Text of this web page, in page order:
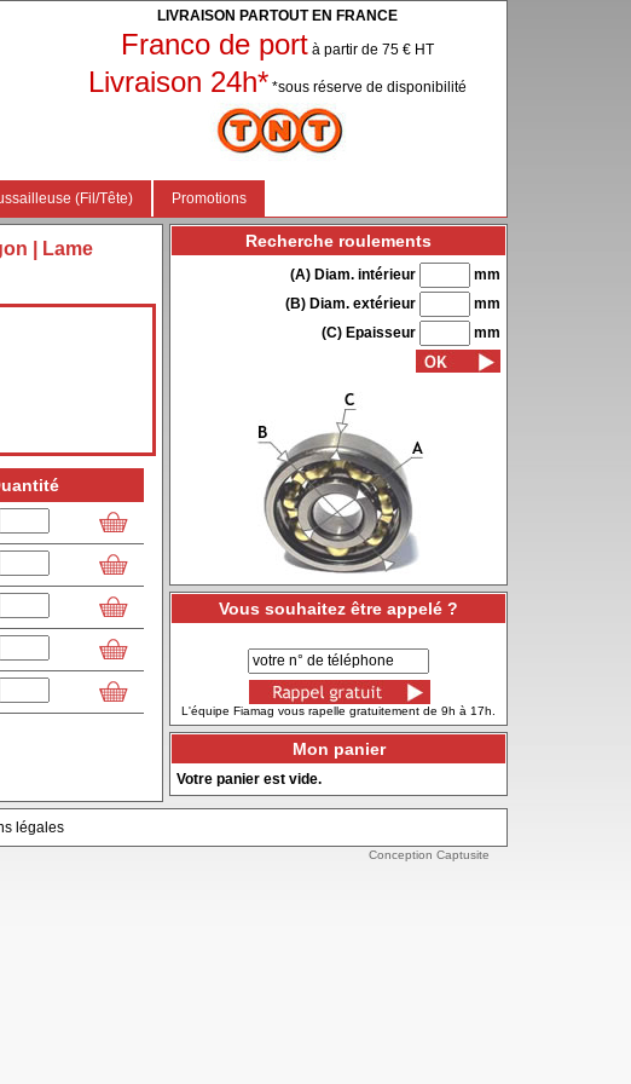
LIVRAISON PARTOUT EN FRANCE
Franco de portà partir de 75 € HT
Livraison 24h* *sous réserve de disponibilité
(Fil/Tête) Promotions
| Lame
Recherche roulements
(A) Diam. intérieur
mm
(B) Diam. extérieur
mm
(C) Epaisseur
mm
Vous souhaitez être appelé ?
L'équipe Fiamag vous rapelle gratuitement de 9h à 17h.
Mon panier
Votre panier est vide.
légales
Conception Captusite